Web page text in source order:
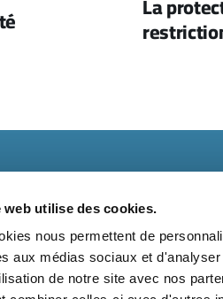
web utilise des cookies.
nous permettent de
aux médias sociaux et
de notre site avec nos
Contact Kit média